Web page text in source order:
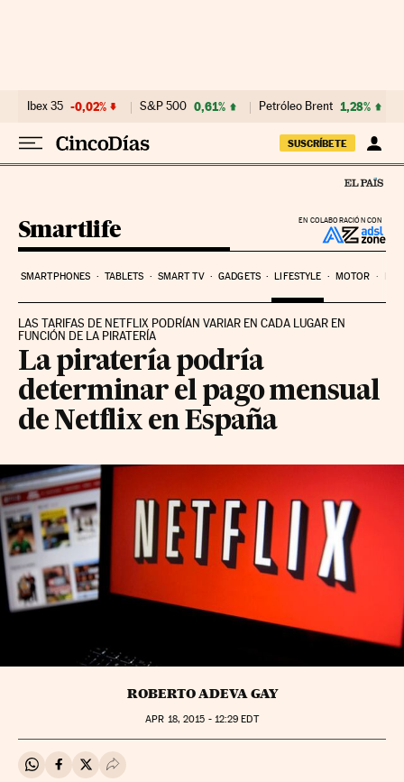
Ibex 35 -0,02% S&P 500 0,61% Petróleo Brent 1,28%
SUSCRÍBETE
EN COLABORACIÓN CON
Smartlife
SMARTPHONES TABLETS SMART TV GADGETS LIFESTYLE MOTOR
LAS TARIFAS DE NETFLIX PODRÍAN VARIAR EN CADA LUGAR EN
FUNCIÓN DE LA PIRATERÍA
La piratería podría
determinar el pago mensual
de Netflix en España
ROBERTO ADEVA GAY
APR 18, 2015 - 12:29 EDT
Compartir en Whatsapp
Compartir en Facebook
Compartir en Twitter
Desplegar Redes Sociales